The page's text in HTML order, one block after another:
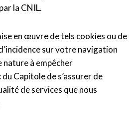
la CNIL.
en œuvre de tels cookies ou de
sur votre navigation
nature à empêcher
Capitole de s’assurer de
de services que nous